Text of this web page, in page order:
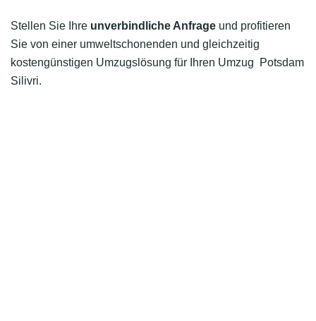
Stellen Sie Ihre unverbindliche Anfrage und profitieren
Sie von einer umweltschonenden und gleichzeitig
kostengünstigen Umzugslösung für Ihren Umzug Potsdam
Silivri.